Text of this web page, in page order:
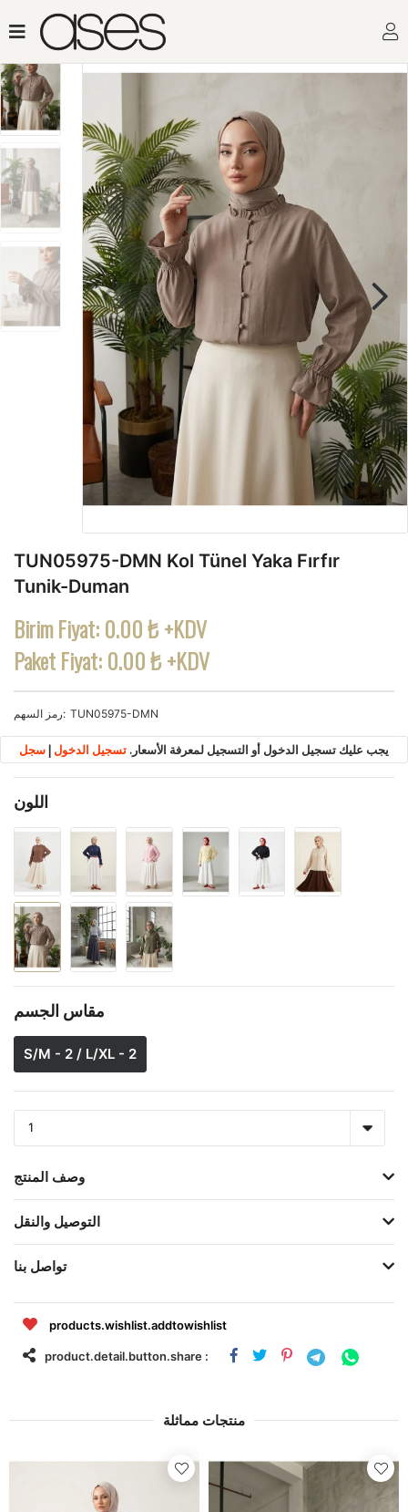
TUN05975-DMN Kol Tünel Yaka Fırfır
Tunik-Duman
Birim Fiyat:0.00 ₺ +KDV
Paket Fiyat:0.00 ₺ +KDV
رمز السهم TUN05975-DMN
يجب عليك تسجيل الدخول أو التسجيل لمعرفة الأسعار. تسجيل الدخول | سجل
اللون
مقاس الجسم
S/M - 2 / L/XL - 2
وصف المنتج
التوصيل والنقل
تواصل بنا
products.wishlist.addtowishlist
product.detail.button.share :
منتجات مماثلة